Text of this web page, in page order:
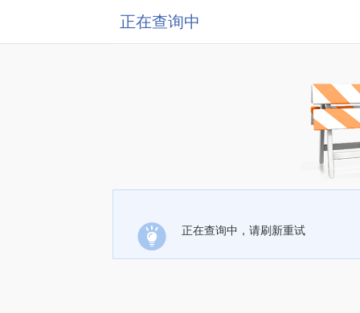
正在查询中
正在查询中，请刷新重试